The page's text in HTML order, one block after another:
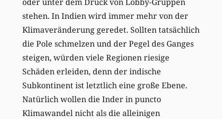
stehen. In Indien wird immer mehr von der
Klimaveränderung geredet. Sollten tatsächlich
die Pole schmelzen und der Pegel des Ganges
steigen, würden viele Regionen riesige
Schäden erleiden, denn der indische
Subkontinent ist letztlich eine große Ebene.
Natürlich wollen die Inder in puncto
Klimawandel nicht als die alleinigen